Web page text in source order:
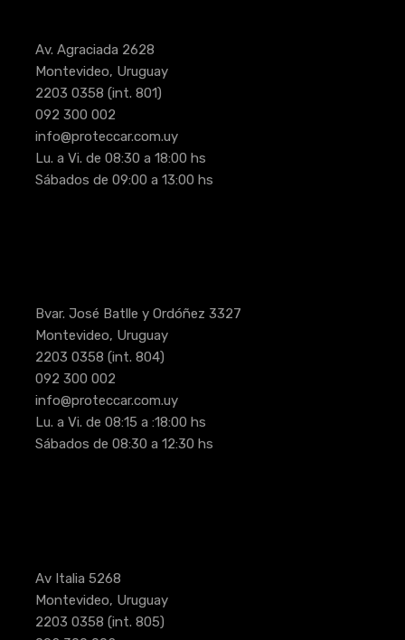
Av. Agraciada 2628
Montevideo, Uruguay
2203 0358 (int. 801)
092 300 002
info@proteccar.com.uy
Lu. a Vi. de 08:30 a 18:00 hs
Sábados de 09:00 a 13:00 hs
Bvar. José Batlle y Ordóñez 3327
Montevideo, Uruguay
2203 0358 (int. 804)
092 300 002
info@proteccar.com.uy
Lu. a Vi. de 08:15 a :18:00 hs
Sábados de 08:30 a 12:30 hs
Av Italia 5268
Montevideo, Uruguay
2203 0358 (int. 805)